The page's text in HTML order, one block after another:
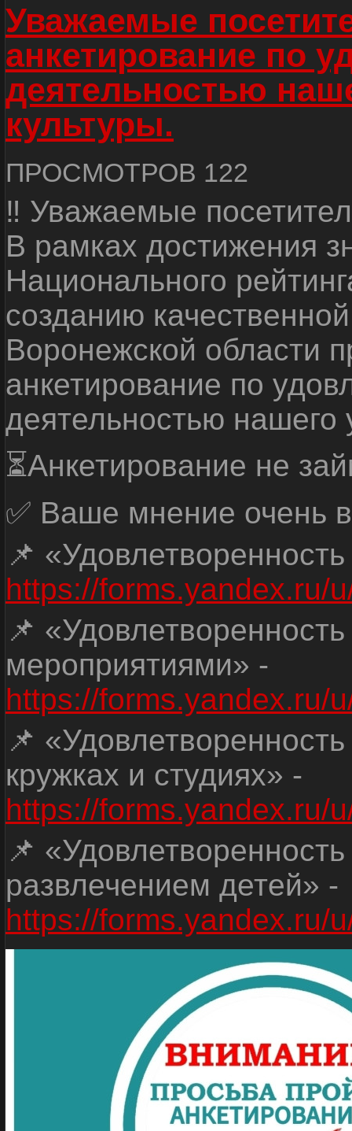
Уважаемые
анкетирование по
деятельностью
культуры.
ПРОСМОТРОВ 122
‼ Уважаемые
В рамках достижения
Национального
созданию
Воронежской области
анкетирование по
деятельностью нашего
⏳Анкетирование не
✅ Ваше мнение очень
📌
https://forms.yandex.ru/
📌
мероприятиями» -
https://forms.yandex.ru/
📌
кружках и студиях» -
https://forms.yandex.ru/
📌
развлечением детей» -
https://forms.yandex.ru/